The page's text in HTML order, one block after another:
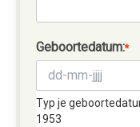
Geboortedatum:*
Typ je
1953